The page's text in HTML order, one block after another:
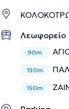
Λεωφορείο
90m
150m
150m